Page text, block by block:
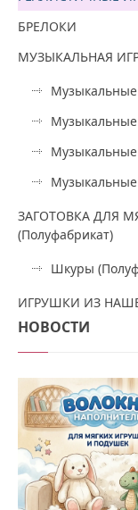
БРЕЛОКИ
МУЗЫКАЛЬНАЯ
Музыкальные
Музыкальные
ЗАГОТОВКА ДЛЯ
(Полуфабрикат)
Шкуры
ИГРУШКИ ИЗ
НОВОСТИ